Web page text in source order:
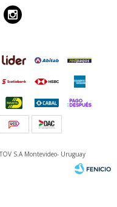

S.A Montevideo- Uruguay